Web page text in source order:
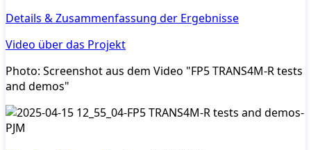
Details & Zusammenfassung der Ergebnisse
Video über das Projekt
Photo: Screenshot aus dem Video "FP5 TRANS4M-R tests
and demos"